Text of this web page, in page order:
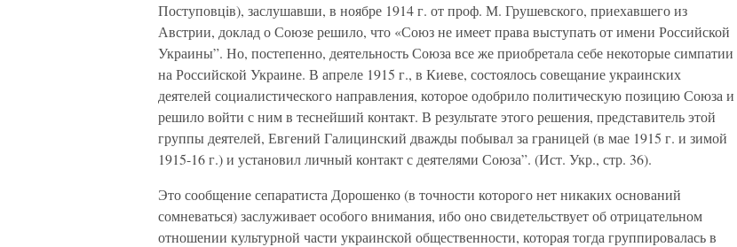
Поступовцiв), заслушавши, в ноябре 1914 г. от проф. М. Грушевского, приехавшего из
Австрии, доклад о Союзе решило, что «Союз не имеет права выступать от имени Российской
Украины”. Но, постепенно, деятельность Союза все же приобретала себе некоторые симпатии
на Российской Украине. В апреле 1915 г., в Киеве, состоялось совещание украинских
деятелей социалистического направления, которое одобрило политическую позицию Союза и
решило войти с ним в теснейший контакт. В результате этого решения, представитель этой
группы деятелей, Евгений Галицинский дважды побывал за границей (в мае 1915 г. и зимой
1915-16 г.) и установил личный контакт с деятелями Союза”. (Ист. Укр., стр. 36).
Это сообщение сепаратиста Дорошенко (в точности которого нет никаких оснований
сомневаться) заслуживает особого внимания, ибо оно свидетельствует об отрицательном
отношении культурной части украинской общественности, которая тогда группировалась в